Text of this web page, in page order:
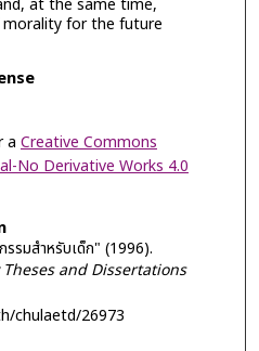
for the future
a Creative Commons
No Derivative Works 4.0
รมสำหรับเด็ก" (1996).
and Dissertations
chulaetd/26973